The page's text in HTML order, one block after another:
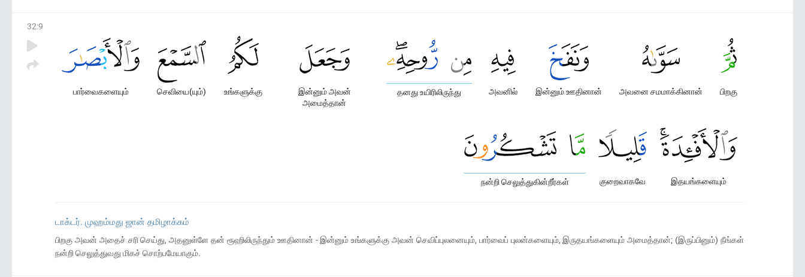
32:9
பிறகு
அவனை சமமாக்கினான்
இன்னும் ஊதினான்
அவனில்
தனது உயிரிலிருந்து
இன்னும் அவன்
அமைத்தான்
உங்களுக்கு
செவியை(யும்)
பார்வைகளையும்
இதயங்களையும்
குறைவாகவே
நன்றி செலுத்துகின்றீர்கள்
டாக்டர். முஹம்மது ஜான் தமிழாக்கம்
பிறகு அவன் அதைச் சரி செய்து, அதனுள்ளே தன் ரூஹிலிருந்தும் ஊதினான் - இன்னும் உங்களுக்கு அவன் செவிப்புலனையும், பார்வைப் புலன்களையும், இருதயங்களையும் அமைத்தான்; (இருப்பினும்) நீங்கள்
நன்றி செலுத்துவது மிகச் சொற்பமேயாகும்.